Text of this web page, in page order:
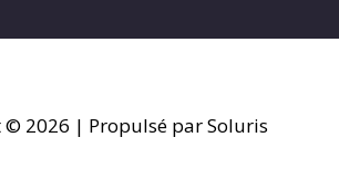
© 2026 | Propulsé par Soluris